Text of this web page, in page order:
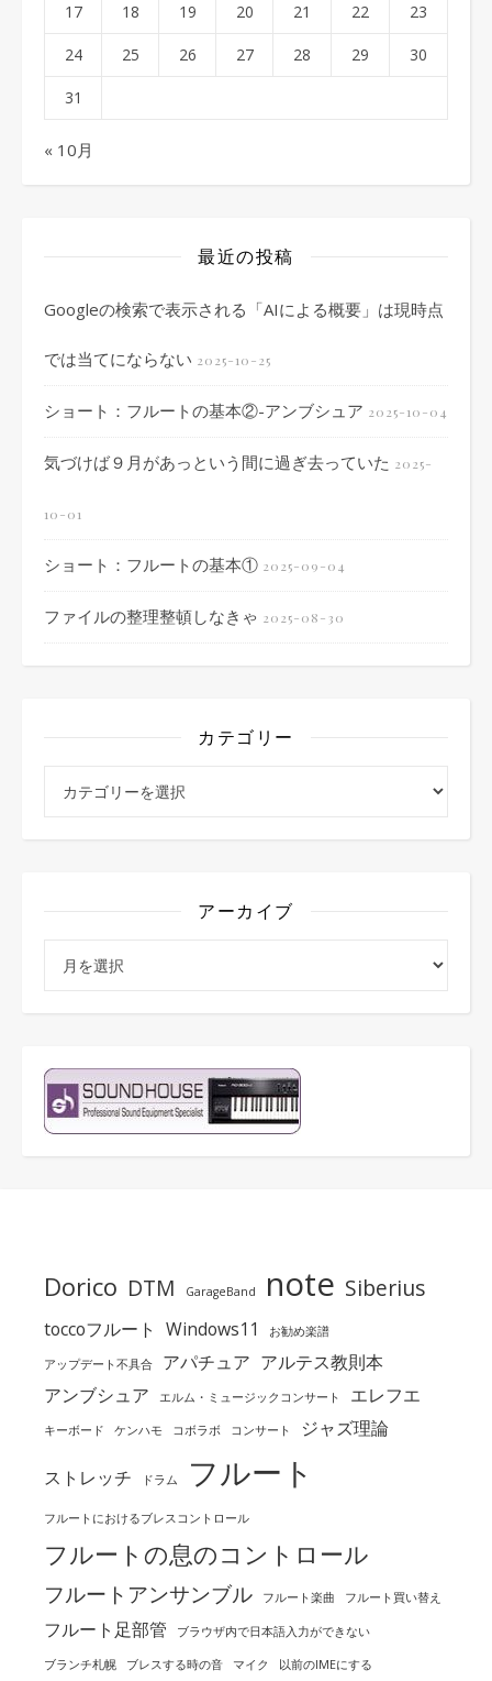
17 18 19 20 21 22 23
24 25 26 27 28 29 30
31
« 10月
最近の投稿
Googleの検索で表示される「AIによる概要」は現時点
では当てにならない 2025-10-25
ショート：フルートの基本②-アンブシュア 2025-10-04
気づけば９月があっという間に過ぎ去っていた 2025-
10-01
ショート：フルートの基本① 2025-09-04
ファイルの整理整頓しなきゃ 2025-08-30
カテゴリー
アーカイブ
Dorico DTM GarageBand note Siberius
toccoフルート Windows11 お勧め楽譜
アップデート不具合 アパチュア アルテス教則本
アンブシュア
エルム・ミュージックコンサート エレフエ
キーボード ケンハモ コボラボ コンサート ジャズ理論
ストレッチ ドラム フルート
フルートにおけるブレスコントロール
フルートの息のコントロール
フルートアンサンブル フルート楽曲 フルート買い替え
フルート足部管 ブラウザ内で日本語入力ができない
ブランチ札幌 ブレスする時の音 マイク 以前のIMEにする